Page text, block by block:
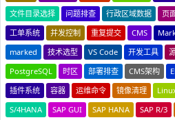
文件目录选择
问题排查 行政区域数据 页
工单系统
并发控制 重复提交 CMS
marked
技术选型 VS Code 开发工具
PostgreSQL
时区 部署排查 CMS架构
插件系统
容器 运维命令 镜像清理
S/4HANA
SAP GUI SAP HANA SAP R/3